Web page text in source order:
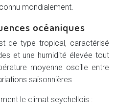
mondialement.
océaniques
de type tropical, caractérisé
et une humidité élevée tout
moyenne oscille entre
saisonnières.
le climat seychellois :